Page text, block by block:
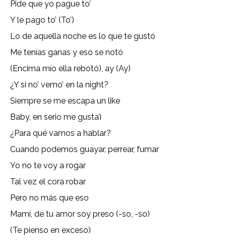
Pide que yo pague to’
Y le pago to’ (To’)
Lo de aquella noche es lo que te gustó
Me tenías ganas y eso se notó
(Encima mío ella rebotó), ay (Ay)
¿Y si no’ vemo’ en la night?
Siempre se me escapa un like
Baby, en serio me gusta’i
¿Para qué vamos a hablar?
Cuando podemos guayar, perrear, fumar
Yo no te voy a rogar
Tal vez el cora robar
Pero no más que eso
Mami, de tu amor soy preso (-so, -so)
(Te pienso en exceso)